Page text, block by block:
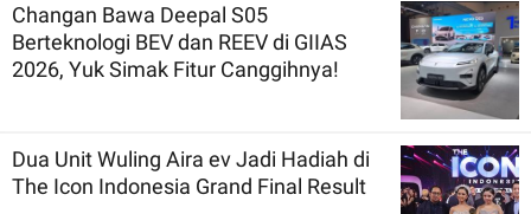
Changan Bawa Deepal S05
Berteknologi BEV dan REEV di GIIAS
2026, Yuk Simak Fitur Canggihnya!
Dua Unit Wuling Aira ev Jadi Hadiah di
The Icon Indonesia Grand Final Result